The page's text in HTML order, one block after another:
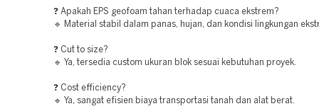
❓ Apakah EPS geofoam tahan terhadap cuaca ekstrem?
🔹 Material stabil dalam panas, hujan, dan kondisi lingkungan
❓ Cut to size?
🔹 Ya, tersedia custom ukuran blok sesuai kebutuhan proyek.
❓ Cost efficiency?
🔹 Ya, sangat efisien biaya transportasi tanah dan alat berat.